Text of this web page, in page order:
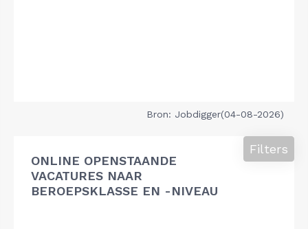
Bron: Jobdigger(04-08-2026)
ONLINE OPENSTAANDE
VACATURES NAAR
BEROEPSKLASSE EN -NIVEAU
Filters